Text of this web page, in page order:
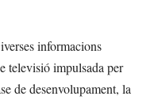
informacions
televisió impulsada per
de desenvolupament, la